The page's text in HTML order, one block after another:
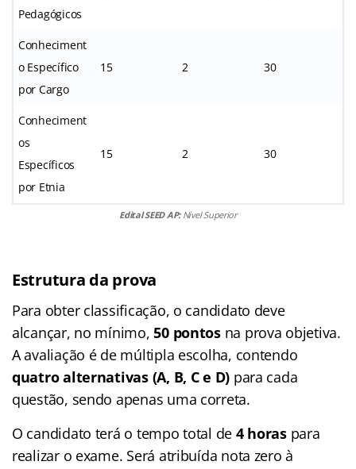
Pedagógicos
Conheciment
o Específico
por Cargo
15 2 30
Conheciment
os
Específicos
por Etnia
15 2 30
Edital SEED AP:Nível Superior
Estrutura da prova
Para obter classificação, o candidato deve
alcançar, no mínimo,50 pontosna prova objetiva.
A avaliação é de múltipla escolha, contendo
quatro alternativas (A, B, C e D) para cada
questão, sendo apenas uma correta.
O candidato terá o tempo total de 4 horaspara
realizar o exame. Será atribuída nota zero à